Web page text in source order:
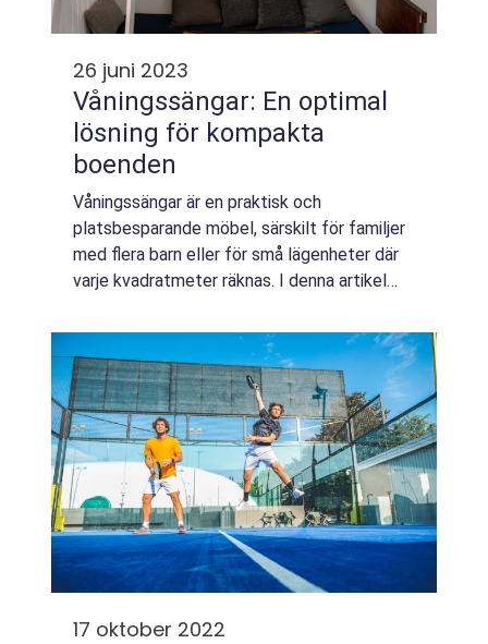
26 juni 2023
Våningssängar: En optimal
lösning för kompakta
boenden
Våningssängar är en praktisk och
platsbesparande möbel, särskilt för familjer
med flera barn eller för små lägenheter där
varje kvadratmeter räknas. I denna artikel
17 oktober 2022